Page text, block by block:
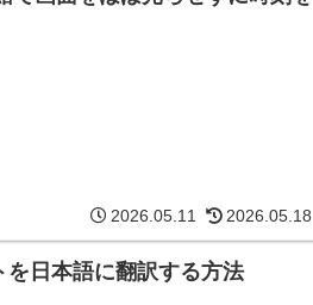
2026.05.11 2026.05.18
を日本語に翻訳する方法